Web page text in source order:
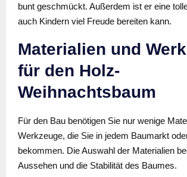
bunt geschmückt. Außerdem ist er eine
auch Kindern viel Freude bereiten kann.
Materialien und
für den Holz-
Weihnachtsbaum
Für den Bau benötigen Sie nur wenige
Werkzeuge, die Sie in jedem Baumarkt
bekommen. Die Auswahl der Materialien
Aussehen und die Stabilität des Baumes.